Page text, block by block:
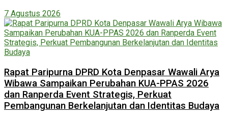
7 Agustus 2026
Rapat Paripurna DPRD Kota Denpasar Wawali Arya
Wibawa Sampaikan Perubahan KUA-PPAS 2026
dan Ranperda Event Strategis, Perkuat
Pembangunan Berkelanjutan dan Identitas Budaya